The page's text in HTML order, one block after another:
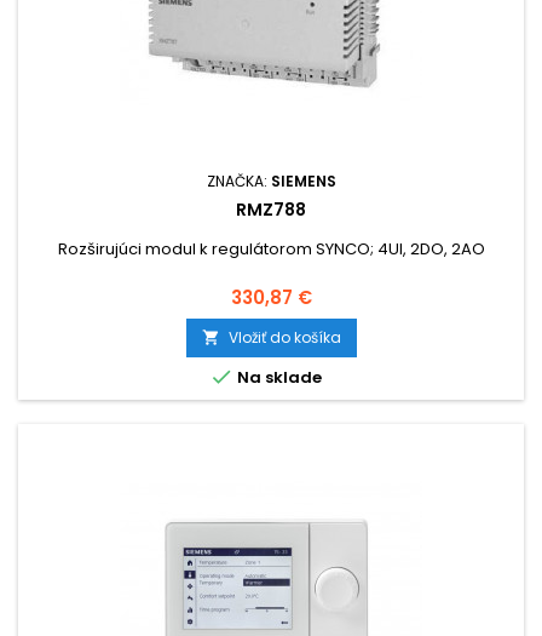
ZNAČKA: SIEMENS
RMZ788
Rozširujúci modul k regulátorom SYNCO; 4UI, 2DO, 2AO
Cena
330,87 €
 Vložiť do košíka
 Na sklade